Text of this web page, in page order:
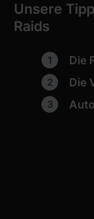
Unsere
Raids
Die
Die